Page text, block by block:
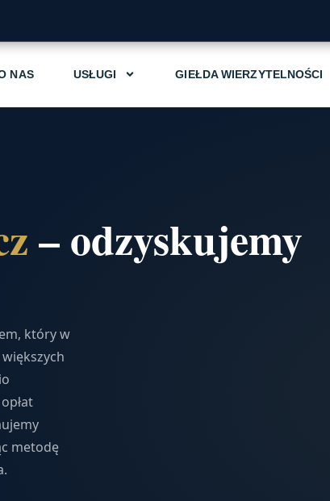
NAS USŁUGI GIEŁDA WIERZYTELNOŚCI
– odzyskujemy
który w
metodę